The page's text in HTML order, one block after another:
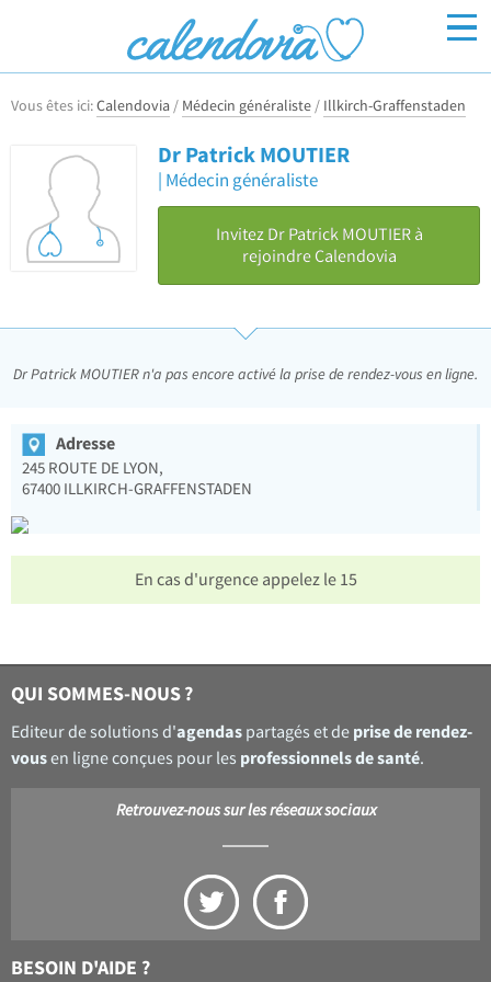
Inscrivez-vous Connexion
Vous êtes ici:Calendovia/ Médecin généraliste/ Illkirch-Graffenstaden
Dr Patrick MOUTIER
Médecin généraliste
Invitez Dr Patrick MOUTIER à
rejoindre Calendovia
Dr Patrick MOUTIER n'a pas encore activé la prise de rendez-vous en ligne.
Adresse
245 ROUTE DE LYON,
67400 ILLKIRCH-GRAFFENSTADEN
En cas d'urgence appelez le 15
QUI SOMMES-NOUS ?
Editeur de solutions d'agendas partagés et de prise de rendez-
vousen ligne conçues pour les professionnels de santé.
Retrouvez-nous sur les réseaux sociaux
BESOIN D'AIDE ?